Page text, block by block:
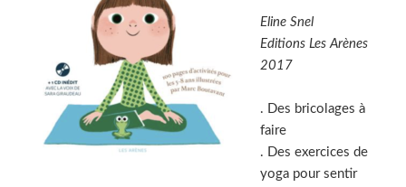
Eline Snel
Editions Les Arènes
2017
. Des bricolages à
faire
. Des exercices de
yoga pour sentir